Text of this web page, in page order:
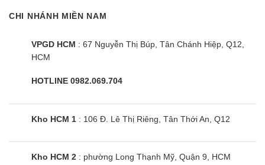
CHI NHÁNH MIỀN NAM
VPGD HCM : 67 Nguyễn Thị Búp, Tân Chánh Hiệp, Q12,
HCM
HOTLINE 0982.069.704
Kho HCM 1 : 106 Đ. Lê Thị Riêng, Tân Thới An, Q12
Kho HCM 2 : phường Long Thạnh Mỹ, Quận 9, HCM